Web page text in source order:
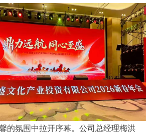
的氛围中拉开序幕。公司总经理梅洪